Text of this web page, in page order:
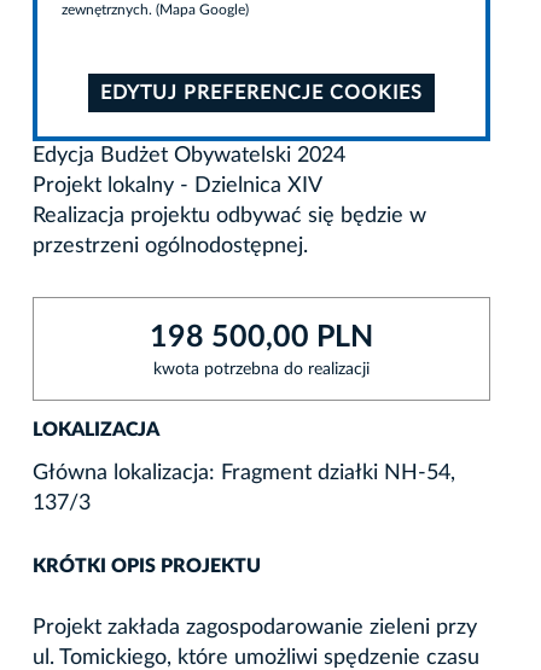
zewnętrznych. (Mapa Google)
EDYTUJ PREFERENCJE COOKIES
Edycja Budżet Obywatelski 2024
Projekt lokalny - Dzielnica XIV
Realizacja projektu odbywać się będzie w
przestrzeni ogólnodostępnej.
198 500,00 PLN
kwota potrzebna do realizacji
LOKALIZACJA
Główna lokalizacja: Fragment działki NH-54,
137/3
KRÓTKI OPIS PROJEKTU
Projekt zakłada zagospodarowanie zieleni przy
ul. Tomickiego, które umożliwi spędzenie czasu